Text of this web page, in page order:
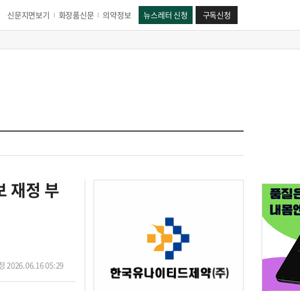
신문지면보기 화장품신문 의약정보 뉴스레터 신청 구독신청
재정 부
2026.06.16 05:29